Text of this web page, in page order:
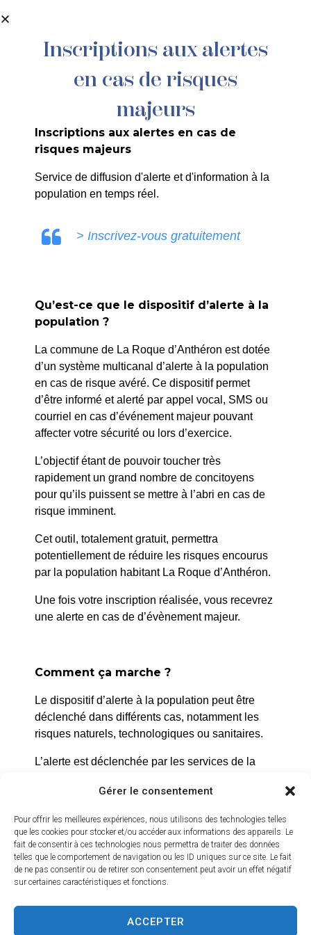
Gérer le consentement
Pour offrir les meilleures expériences, nous utilisons des technologies telles
que les cookies pour stocker et/ou accéder aux informations des appareils. Le
fait de consentir à ces technologies nous permettra de traiter des données
telles que le comportement de navigation ou les ID uniques sur ce site. Le fait
de ne pas consentir ou de retirer son consentement peut avoir un effet négatif
sur certaines caractéristiques et fonctions.
ACCEPTER
principal
13/24 SG : AYME Michel – Délégation
de Fonction – Mariage.
ULE0V
PRÉCÉDENT
signature au Directeur du Pôle Opérationnel –
affaires urbanisme
235/24 PM : Arrêté portant délégation du Maire en
La Roque d’Anthéron
2 avenue de l’Europe Unie,
04 42 95 70 70
Nous contacter
Horaires d'ouverture
Du lundi au jeudi :
de 8h30 à 11h30 et de 14h à 16h
Le vendredi :
Inscriptions aux alertes
en cas de risques
majeurs
Inscriptions aux alertes en cas de
risques majeurs
Service de diffusion d'alerte et d'information à la
population en temps réel.
> Inscrivez-vous gratuitement
Qu’est-ce que le dispositif d’alerte à la
population ?
La commune de La Roque d’Anthéron est dotée
d’un système multicanal d’alerte à la population
en cas de risque avéré. Ce dispositif permet
d’être informé et alerté par appel vocal, SMS ou
courriel en cas d’événement majeur pouvant
affecter votre sécurité ou lors d’exercice.
L’objectif étant de pouvoir toucher très
rapidement un grand nombre de concitoyens
pour qu’ils puissent se mettre à l’abri en cas de
risque imminent.
Cet outil, totalement gratuit, permettra
potentiellement de réduire les risques encourus
par la population habitant La Roque d’Anthéron.
Une fois votre inscription réalisée, vous recevrez
une alerte en cas de d’évènement majeur.
Comment ça marche ?
Le dispositif d’alerte à la population peut être
déclenché dans différents cas, notamment les
risques naturels, technologiques ou sanitaires.
L’alerte est déclenchée par les services de la
l’étendue du risque.
Prenez quelques minutes pour vous inscrire et
bénéficier gratuitement de ce service d’alerte :
https://inscription.cedralis.com/
Comment sont utilisées les données